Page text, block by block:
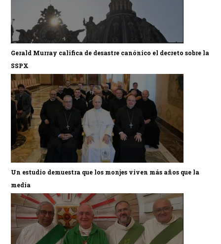
Gerald Murray califica de desastre canónico el decreto sobre la
SSPX
Un estudio demuestra que los monjes viven más años que la
media